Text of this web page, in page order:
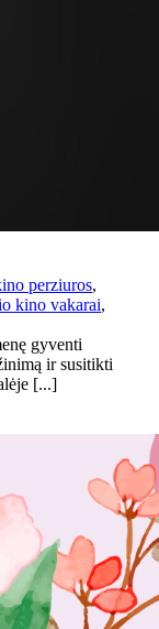
perziuros,
kino vakarai,
gyventi
ir susitikti
[...]